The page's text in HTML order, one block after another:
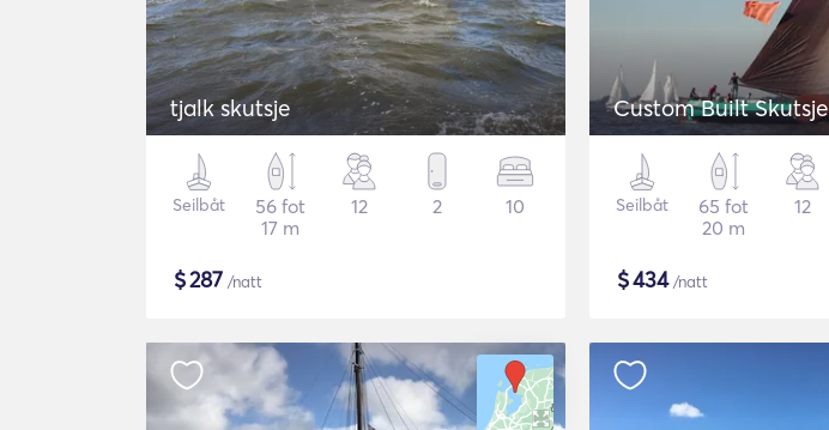
tjalk skutsje
Seilbåt
56 fot
17 m
12 2 10
$287 /natt
Custom Built Skutsje
Seilbåt
65 fot
20 m
12
$434/natt